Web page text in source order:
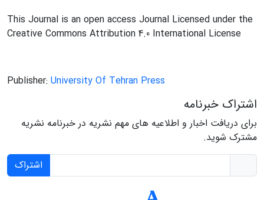
This Journal is an open access Journal Licensed under the
Creative Commons Attribution 4.0 International License
Publisher: University Of Tehran Press
اشتراک خبرنامه
برای دریافت اخبار و اطلاعیه های مهم نشریه در خبرنامه نشریه
مشترک شوید.
اشتراک